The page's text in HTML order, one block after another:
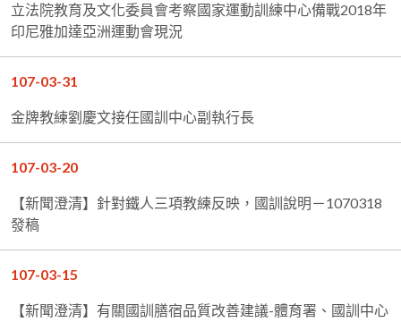
立法院教育及文化委員會考察國家運動訓練中心備戰2018年
印尼雅加達亞洲運動會現況
107-03-31
金牌教練劉慶文接任國訓中心副執行長
107-03-20
【新聞澄清】針對鐵人三項教練反映，國訓說明－1070318
發稿
107-03-15
【新聞澄清】有關國訓膳宿品質改善建議-體育署、國訓中心